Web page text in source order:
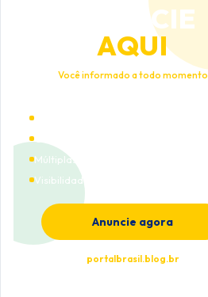
ANUNCIE
AQUI
Você informado a todo momento
Múltiplas categorias
Visibilidade premium
Anuncie agora
portalbrasil.blog.br